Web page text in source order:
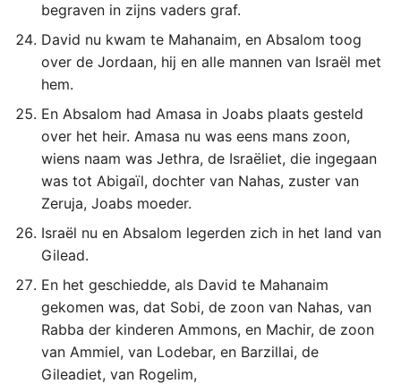
begraven in zijns vaders graf.
David nu kwam te Mahanaim, en Absalom toog
over de Jordaan, hij en alle mannen van Israël met
hem.
En Absalom had Amasa in Joabs plaats gesteld
over het heir. Amasa nu was eens mans zoon,
wiens naam was Jethra, de Israëliet, die ingegaan
was tot Abigaïl, dochter van Nahas, zuster van
Zeruja, Joabs moeder.
Israël nu en Absalom legerden zich in het land van
Gilead.
En het geschiedde, als David te Mahanaim
gekomen was, dat Sobi, de zoon van Nahas, van
Rabba der kinderen Ammons, en Machir, de zoon
van Ammiel, van Lodebar, en Barzillai, de
Gileadiet, van Rogelim,